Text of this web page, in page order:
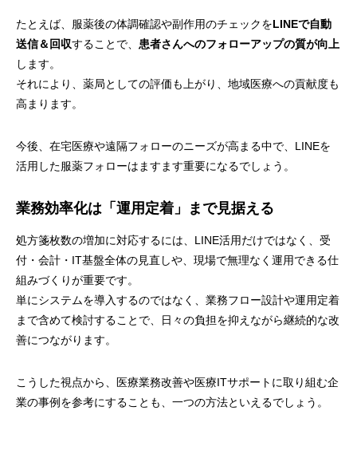
たとえば、服薬後の体調確認や副作用のチェックをLINEで自動
送信＆回収することで、 患者さんへのフォローアップの質が向上
します。
それにより、薬局としての評価も上がり、地域医療への貢献度も
高まります。
今後、在宅医療や遠隔フォローのニーズが高まる中で、LINEを
活用した服薬フォローはますます重要になるでしょう。
業務効率化は「運用定着」まで見据える
処方箋枚数の増加に対応するには、LINE活用だけではなく、受
付・会計・IT基盤全体の見直しや、現場で無理なく運用できる仕
組みづくりが重要です。
単にシステムを導入するのではなく、業務フロー設計や運用定着
まで含めて検討することで、日々の負担を抑えながら継続的な改
善につながります。
こうした視点から、医療業務改善や医療ITサポートに取り組む企
業の事例を参考にすることも、一つの方法といえるでしょう。